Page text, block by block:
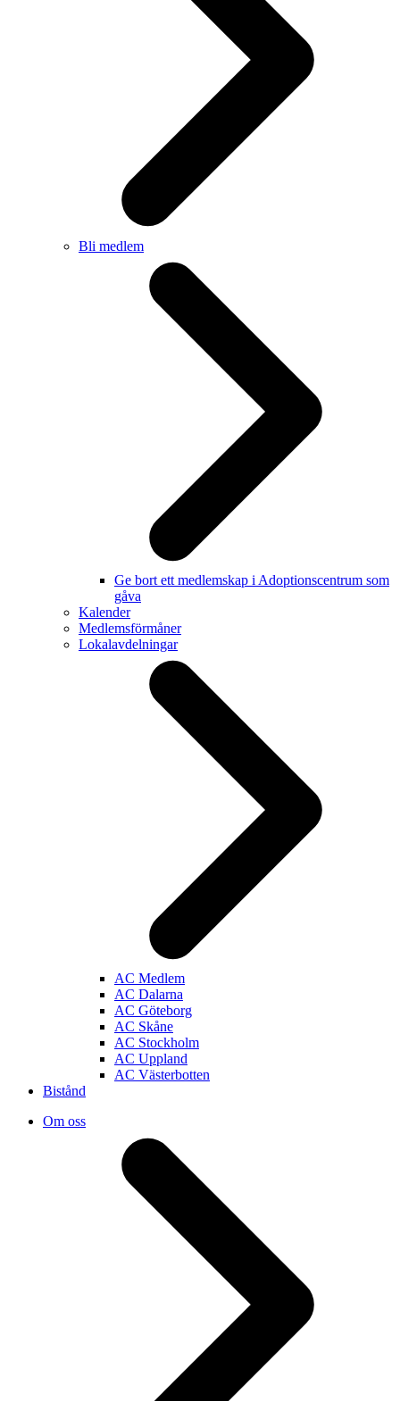
Bli medlem
Ge bort ett medlemskap i Adoptionscentrum som
gåva
Kalender
Medlemsförmåner
Lokalavdelningar
AC Medlem
AC Dalarna
AC Göteborg
AC Skåne
AC Stockholm
AC Uppland
AC Västerbotten
Bistånd
Om oss